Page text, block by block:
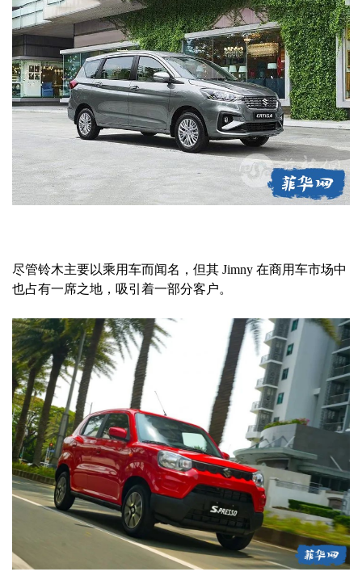
尽管铃木主要以乘用车而闻名，但其 Jimny 在商用车市场中
也占有一席之地，吸引着一部分客户。